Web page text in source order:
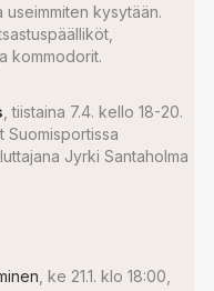
kysytään.
kommodorit.
, tiistaina 7.4. kello 18-20.
Suomisportissa
Jyrki Santaholma
, ke 21.1. klo 18:00,